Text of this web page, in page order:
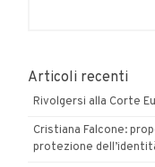
Articoli recenti
Rivolgersi alla Corte
Cristiana Falcone:
protezione